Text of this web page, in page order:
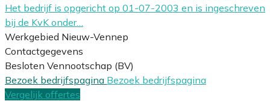
Het bedrijf is opgericht op 01-07-2003 en is ingeschreven
bij de KvK onder…
Werkgebied Nieuw-Vennep
Contactgegevens
Besloten Vennootschap (BV)
Bezoek bedrijfspagina Bezoek bedrijfspagina
Vergelijk offertes